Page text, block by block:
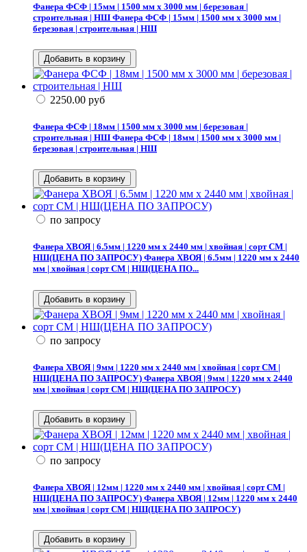
Фанера ФСФ | 15мм | 1500 мм х 3000 мм | березовая |
строительная | НШ Фанера ФСФ | 15мм | 1500 мм х 3000 мм |
березовая | строительная | НШ
2250.00 руб
Фанера ФСФ | 18мм | 1500 мм х 3000 мм | березовая |
строительная | НШ Фанера ФСФ | 18мм | 1500 мм х 3000 мм |
березовая | строительная | НШ
по запросу
Фанера ХВОЯ | 6.5мм | 1220 мм х 2440 мм | хвойная | сорт СМ |
НШ(ЦЕНА ПО ЗАПРОСУ) Фанера ХВОЯ | 6.5мм | 1220 мм х 2440
мм | хвойная | сорт СМ | НШ(ЦЕНА ПО...
по запросу
Фанера ХВОЯ | 9мм | 1220 мм х 2440 мм | хвойная | сорт СМ |
НШ(ЦЕНА ПО ЗАПРОСУ) Фанера ХВОЯ | 9мм | 1220 мм х 2440
мм | хвойная | сорт СМ | НШ(ЦЕНА ПО ЗАПРОСУ)
по запросу
Фанера ХВОЯ | 12мм | 1220 мм х 2440 мм | хвойная | сорт СМ |
НШ(ЦЕНА ПО ЗАПРОСУ) Фанера ХВОЯ | 12мм | 1220 мм х 2440
мм | хвойная | сорт СМ | НШ(ЦЕНА ПО ЗАПРОСУ)